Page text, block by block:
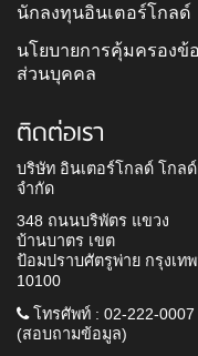
นักลงทุนอินเตอร์โกลด์
นโยบายการคุ้มครองข้
ส่วนบุคคล
ติดต่อเรา
บริษัท อินเตอร์โกลด์ โกลด์
จำกัด
348 ถนนบริพัตร แขวง
บ้านบาตร เขต
ป้อมปราบศัตรูพ่าย กรุงเท
10100
โทรศัพท์ : 02-222-0007
(สอบถามข้อมูล)